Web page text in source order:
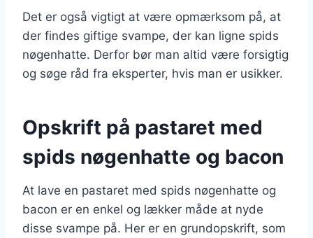
Det er også vigtigt at være opmærksom på, at
der findes giftige svampe, der kan ligne spids
nøgenhatte. Derfor bør man altid være forsigtig
og søge råd fra eksperter, hvis man er usikker.
Opskrift på pastaret med
spids nøgenhatte og bacon
At lave en pastaret med spids nøgenhatte og
bacon er en enkel og lækker måde at nyde
disse svampe på. Her er en grundopskrift, som